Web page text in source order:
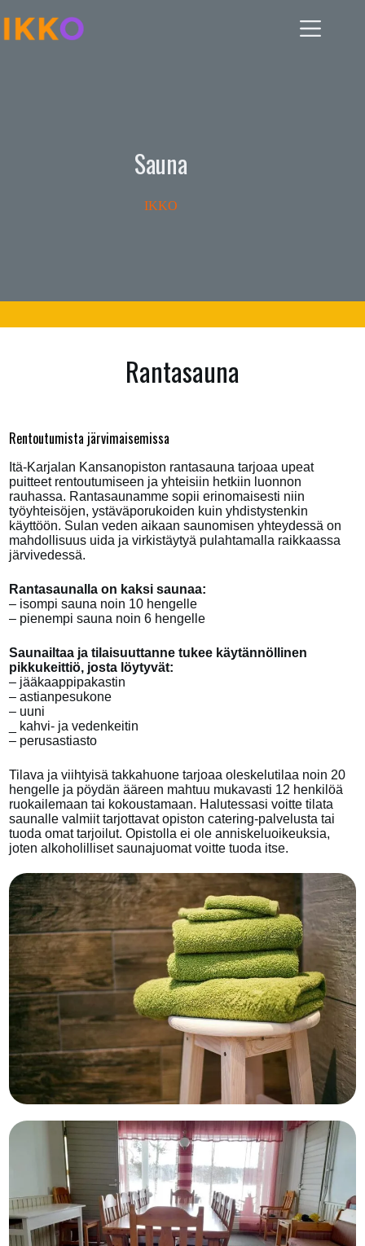
to
content
Sauna
IKKO
Rantasauna
Rentoutumista järvimaisemissa
Itä-Karjalan Kansanopiston rantasauna tarjoaa upeat
puitteet rentoutumiseen ja yhteisiin hetkiin luonnon
rauhassa. Rantasaunamme sopii erinomaisesti niin
työyhteisöjen, ystäväporukoiden kuin yhdistystenkin
käyttöön. Sulan veden aikaan saunomisen yhteydessä on
mahdollisuus uida ja virkistäytyä pulahtamalla raikkaassa
järvivedessä.
Rantasaunalla on kaksi saunaa:
– isompi sauna noin 10 hengelle
– pienempi sauna noin 6 hengelle
Saunailtaa ja tilaisuuttanne tukee käytännöllinen
pikkukeittiö, josta löytyvät:
– jääkaappipakastin
– astianpesukone
– uuni
_ kahvi- ja vedenkeitin
– perusastiasto
Tilava ja viihtyisä takkahuone tarjoaa oleskelutilaa noin 20
hengelle ja pöydän ääreen mahtuu mukavasti 12 henkilöä
ruokailemaan tai kokoustamaan. Halutessasi voitte tilata
saunalle valmiit tarjottavat opiston catering-palvelusta tai
tuoda omat tarjoilut. Opistolla ei ole anniskeluoikeuksia,
joten alkoholilliset saunajuomat voitte tuoda itse.